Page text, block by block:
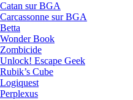
Catan sur BGA
Carcassonne sur BGA
Betta
Wonder Book
Zombicide
Unlock! Escape Geek
Rubik’s Cube
Logiquest
Perplexus